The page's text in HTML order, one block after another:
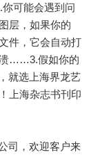
可能会遇到问
层，如果你的
件，它会自动打
溃……3.假如你的
就选上海界龙艺
上海杂志书刊印
司，欢迎客户来